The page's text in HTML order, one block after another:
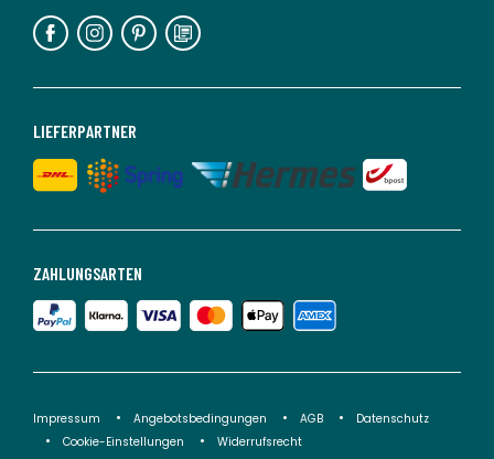
ZAHLUNGSARTEN
LIEFERPARTNER
Impressum Angebotsbedingungen AGB
Datenschutz
Cookie-Einstellungen
Widerrufsrecht